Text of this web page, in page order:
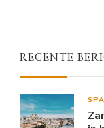
RECENTE